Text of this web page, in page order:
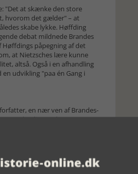
"Det at skænke den store
hvorom det gælder" – at
skabe lykke. Høffding
debat mildnede Bran­des
påpegning af det
at Nietzsches lære kunne
altså. Også i en afhandling
udvikling "paa én Gang i
en nær ven af Brandes-
svenske digter Ola Hansson,
& Marholm blev gift i
først i tryk­ken, hvad
i tyske tids­skrifter og
har dog tildelt Brandes